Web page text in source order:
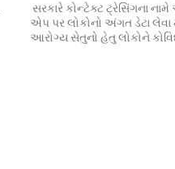
સરકારે કોન્ટેક્ટ ટ્રેસિંગના
એપ પર લોકોનો અંગત ડેટા લેવા
આરોગ્ય સેતુનો હેતુ લોકોને